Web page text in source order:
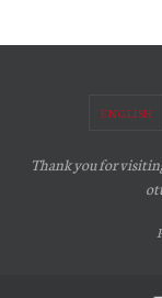
ENGLISH
Thank you for